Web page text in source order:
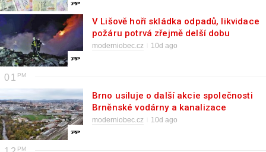
V Lišově hoří skládka odpadů, likvidace
požáru potrvá zřejmě delší dobu
moderniobec.cz 10d ago
01
Brno usiluje o další akcie společnosti
Brněnské vodárny a kanalizace
moderniobec.cz 10d ago